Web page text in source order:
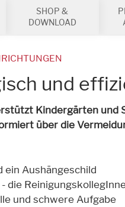
SHOP &
DOWNLOAD
und
Kindergärten und
über die
ein Aushängeschild
die
und schwere Aufgabe